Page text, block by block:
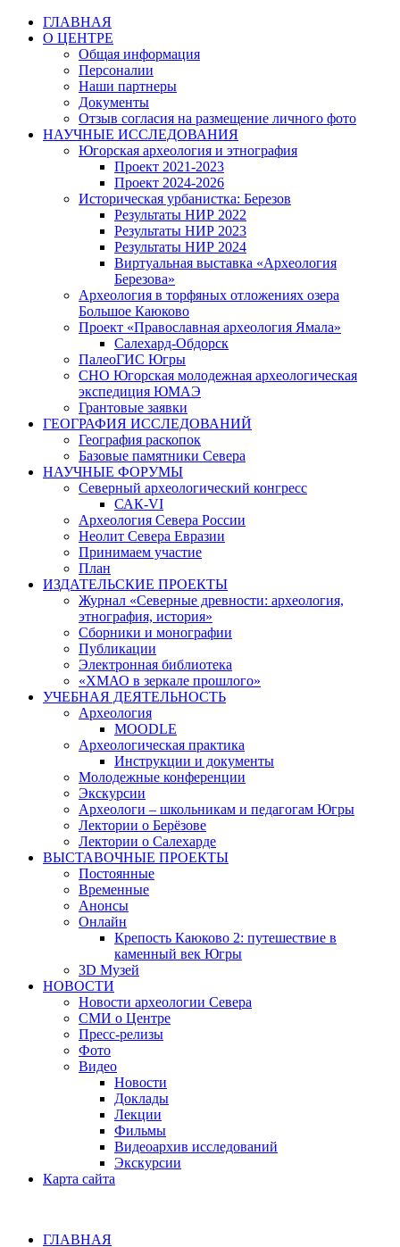
Перейти
содержимому
ГЛАВНАЯ
О ЦЕНТРЕ
Общая информация
Персоналии
Наши партнеры
Документы
Отзыв согласия на размещение личного фото
НАУЧНЫЕ ИССЛЕДОВАНИЯ
Югорская археология и этнография
Проект 2021-2023
Проект 2024-2026
Историческая урбанистка: Березов
Результаты НИР 2022
Результаты НИР 2023
Результаты НИР 2024
Виртуальная выставка «Археология
Березова»
Археология в торфяных отложениях озера
Большое Каюково
Проект «Православная археология Ямала»
Салехард-Обдорск
ПалеоГИС Югры
СНО Югорская молодежная археологическая
экспедиция ЮМАЭ
Грантовые заявки
ГЕОГРАФИЯ ИССЛЕДОВАНИЙ
География раскопок
Базовые памятники Севера
НАУЧНЫЕ ФОРУМЫ
Северный археологический конгресс
САК-VI
Археология Севера России
Неолит Севера Евразии
Принимаем участие
План
ИЗДАТЕЛЬСКИЕ ПРОЕКТЫ
Журнал «Северные древности: археология,
этнография, история»
Сборники и монографии
Публикации
Электронная библиотека
«ХМАО в зеркале прошлого»
УЧЕБНАЯ ДЕЯТЕЛЬНОСТЬ
Археология
MOODLE
Археологическая практика
Инструкции и документы
Молодежные конференции
Экскурсии
Археологи – школьникам и педагогам Югры
Лектории о Берёзове
Лектории о Салехарде
ВЫСТАВОЧНЫЕ ПРОЕКТЫ
Постоянные
Временные
Анонсы
Онлайн
Крепость Каюково 2: путешествие в
каменный век Югры
3D Музей
НОВОСТИ
Новости археологии Севера
СМИ о Центре
Пресс-релизы
Фото
Видео
Новости
Доклады
Лекции
Фильмы
Видеоархив исследований
Экскурсии
Карта сайта
ГЛАВНАЯ